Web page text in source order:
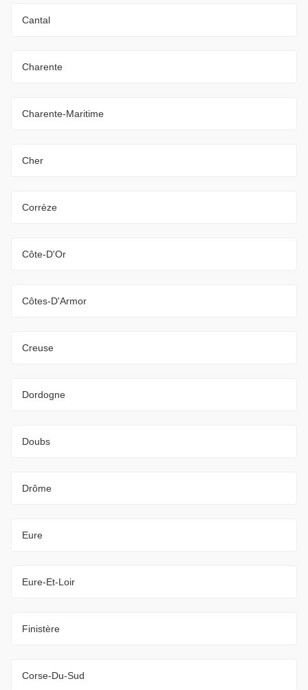
Cantal
Charente
Charente-Maritime
Cher
Corrèze
Côte-D'Or
Côtes-D'Armor
Creuse
Dordogne
Doubs
Drôme
Eure
Eure-Et-Loir
Finistère
Corse-Du-Sud